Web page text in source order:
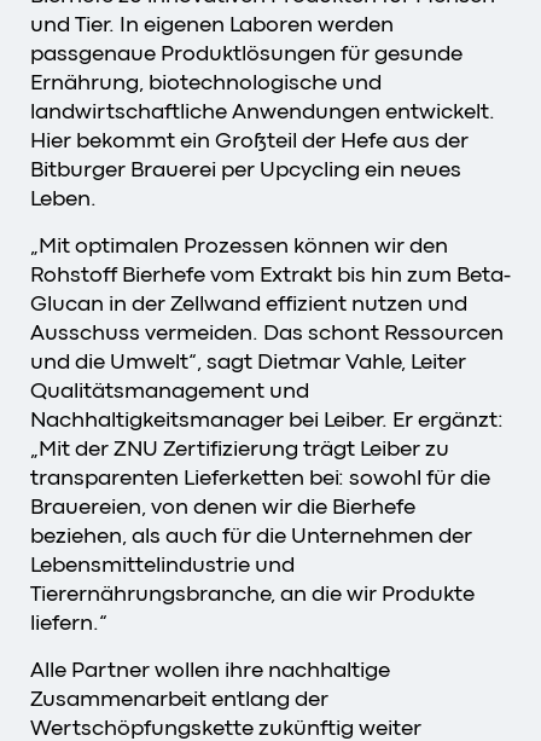
und Tier. In eigenen Laboren werden
passgenaue Produktlösungen für gesunde
Ernährung, biotechnologische und
landwirtschaftliche Anwendungen entwickelt.
Hier bekommt ein Großteil der Hefe aus der
Bitburger Brauerei per Upcycling ein neues
Leben.
„Mit optimalen Prozessen können wir den
Rohstoff Bierhefe vom Extrakt bis hin zum Beta-
Glucan in der Zellwand effizient nutzen und
Ausschuss vermeiden. Das schont Ressourcen
und die Umwelt“, sagt Dietmar Vahle, Leiter
Qualitätsmanagement und
Nachhaltigkeitsmanager bei Leiber. Er ergänzt:
„Mit der ZNU Zertifizierung trägt Leiber zu
transparenten Lieferketten bei: sowohl für die
Brauereien, von denen wir die Bierhefe
beziehen, als auch für die Unternehmen der
Lebensmittelindustrie und
Tierernährungsbranche, an die wir Produkte
liefern.“
Alle Partner wollen ihre nachhaltige
Zusammenarbeit entlang der
Wertschöpfungskette zukünftig weiter